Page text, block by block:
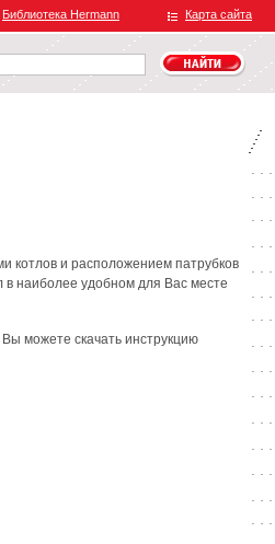
котлов и расположением патрубков
наиболее удобном для Вас месте
можете скачать инструкцию
Библиотека Hermann Карта сайта